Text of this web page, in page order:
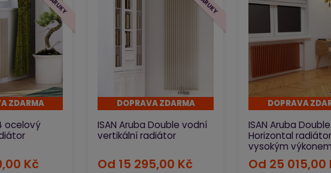
nabídku koupelnových a designových radiátorů ISAN Melody,
radiátorů z vinutých trubek ISAN Spiral. Kromě toho máte možnost
ZDARMA
ocelový
Kč
DOPRAVA ZDARMA
ISAN Aruba Double vodní
vertikální radiátor
Od 15 295,00 Kč
DOPRAVA
ISAN Aruba Double
Horizontal
vysokým výkonem
Od 25 015,00